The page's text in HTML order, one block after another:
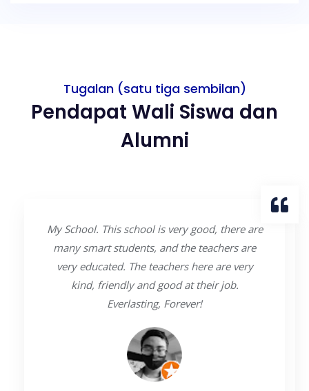
Tugalan (satu tiga sembilan)
Pendapat Wali Siswa dan
Alumni
My School. This school is very good, there are
many smart students, and the teachers are
very educated. The teachers here are very
kind, friendly and good at their job.
Everlasting, Forever!